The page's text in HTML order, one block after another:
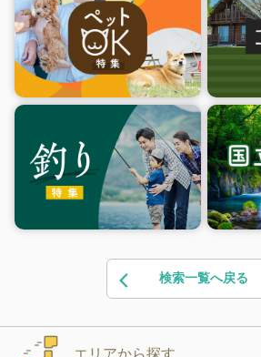
検索一覧へ戻る
エリアから探す